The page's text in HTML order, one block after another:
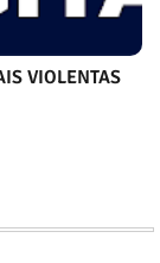
VIOLENTAS